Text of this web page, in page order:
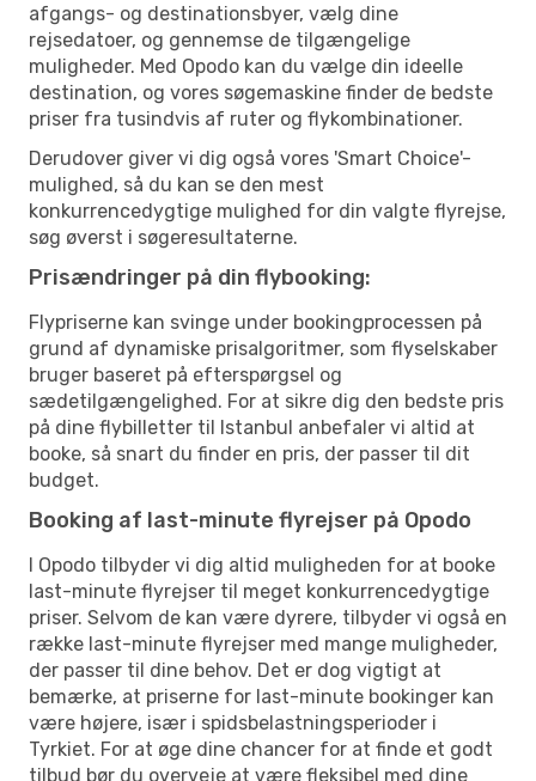
afgangs- og destinationsbyer, vælg dine
rejsedatoer, og gennemse de tilgængelige
muligheder. Med Opodo kan du vælge din ideelle
destination, og vores søgemaskine finder de bedste
priser fra tusindvis af ruter og flykombinationer.
Derudover giver vi dig også vores 'Smart Choice'-
mulighed, så du kan se den mest
konkurrencedygtige mulighed for din valgte flyrejse,
søg øverst i søgeresultaterne.
Prisændringer på din flybooking:
Flypriserne kan svinge under bookingprocessen på
grund af dynamiske prisalgoritmer, som flyselskaber
bruger baseret på efterspørgsel og
sædetilgængelighed. For at sikre dig den bedste pris
på dine flybilletter til Istanbul anbefaler vi altid at
booke, så snart du finder en pris, der passer til dit
budget.
Booking af last-minute flyrejser på Opodo
I Opodo tilbyder vi dig altid muligheden for at booke
last-minute flyrejser til meget konkurrencedygtige
priser. Selvom de kan være dyrere, tilbyder vi også en
række last-minute flyrejser med mange muligheder,
der passer til dine behov. Det er dog vigtigt at
bemærke, at priserne for last-minute bookinger kan
være højere, især i spidsbelastningsperioder i
Tyrkiet. For at øge dine chancer for at finde et godt
tilbud bør du overveje at være fleksibel med dine